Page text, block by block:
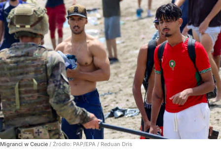
Migranci w Ceucie / Źródło: PAP/EPA / Reduan Dris